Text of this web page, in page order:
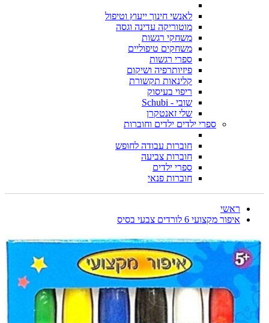
לאנשי חינוך ייעוץ וטיפול
מוטוריקה עדינה וגסה
משחקי רגשות
משחקים טיפוליים
ספרי רגשות
פיזיותרפיה ושיקום
קלינאות תקשורת
ריפוי בעיסוק
שובי - Schubi
שלי זאנטקרן
ספרי ילדים ילדים וחוברות
חוברות עבודה לחופש
חוברות צביעה
ספרי ילדים
חוברות פנאי
ראשי
איפור מקצועי 6 לורדים צבעי בסיס